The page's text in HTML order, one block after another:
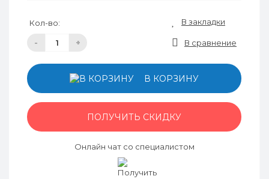
Кол-во:
- +
В закладки
В сравнение
В КОРЗИНУ
ПОЛУЧИТЬ СКИДКУ
Онлайн чат со специалистом